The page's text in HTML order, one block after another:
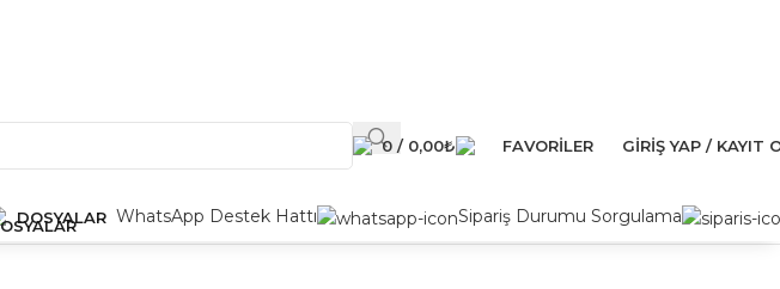
0 / 0,00₺ FAVORILER GIRIŞ YAP / KAYIT
DOSYALAR WhatsApp Destek Hattı Sipariş Durumu Sorgulama